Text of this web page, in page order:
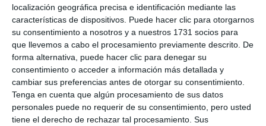
localización geográfica precisa e identificación mediante las
características de dispositivos. Puede hacer clic para otorgarnos
su consentimiento a nosotros y a nuestros 1731 socios para
que llevemos a cabo el procesamiento previamente descrito. De
forma alternativa, puede hacer clic para denegar su
consentimiento o acceder a información más detallada y
cambiar sus preferencias antes de otorgar su consentimiento.
Tenga en cuenta que algún procesamiento de sus datos
personales puede no requerir de su consentimiento, pero usted
tiene el derecho de rechazar tal procesamiento. Sus
¿Compartes fotos de tu hijo en la red?
Presta atención a los consejos de Chema
Espejo
ACTUALIDAD
El Ayuntamiento regala fotos a los
participantes en las clases de golf gratuitas
ACTUALIDAD